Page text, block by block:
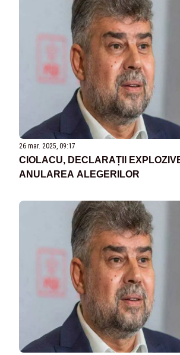
26 mar. 2025, 09:17
CIOLACU, DECLARAȚII
ANULAREA ALEGERILOR